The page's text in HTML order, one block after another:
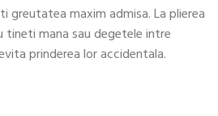
greutatea maxim admisa. La plierea
tineti mana sau degetele intre
prinderea lor accidentala.